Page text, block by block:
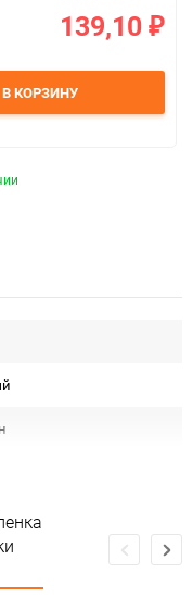
139,10 ₽
В КОРЗИНУ
не ограничен